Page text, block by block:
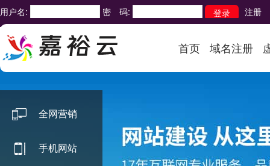
用户名: 密 码: 注册
首页 域名注册
全网营销
手机网站